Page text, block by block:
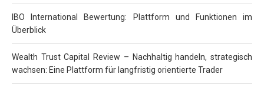
IBO International Bewertung: Plattform und Funktionen im
Überblick
Wealth Trust Capital Review – Nachhaltig handeln, strategisch
wachsen: Eine Plattform für langfristig orientierte Trader